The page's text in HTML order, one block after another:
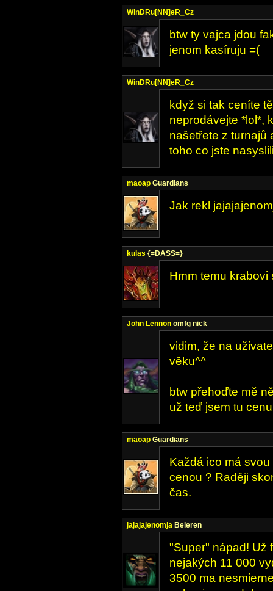
WinDRu[NN]eR_Cz
btw ty vajca jdou
jenom kasíruju =(
WinDRu[NN]eR_Cz
když si tak ceníte
neprodávejte *lol*,
našetřete z turnajů
toho co jste
maoap Guardians
Jak rekl
kulas {=DASS=}
Hmm temu
John Lennon omfg nick
vidim, že na
věku^^
btw přehoďte mě
už teď jsem tu
maoap Guardians
Každá ico má
cenou ? Raději
čas.
jajajajenomja Beleren
"Super" nápad! Už
nejakých 11 000
3500 ma